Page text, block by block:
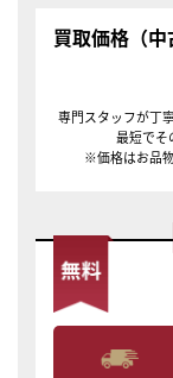
買取価格（中
専門スタッフが丁
最短でそ
※価格はお品